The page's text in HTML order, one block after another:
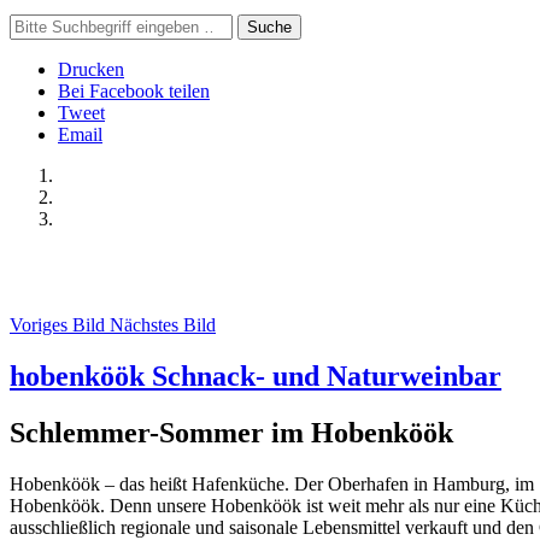
Suche
Drucken
Bei Facebook teilen
Tweet
Email
Voriges Bild Nächstes Bild
hobenköök Schnack- und Naturweinbar
Schlemmer-Sommer im Hobenköök
Hobenköök – das heißt Hafenküche. Der Oberhafen in Hamburg,
Hobenköök. Denn unsere Hobenköök ist weit mehr als nur eine
ausschließlich regionale und saisonale Lebensmittel verkauft und